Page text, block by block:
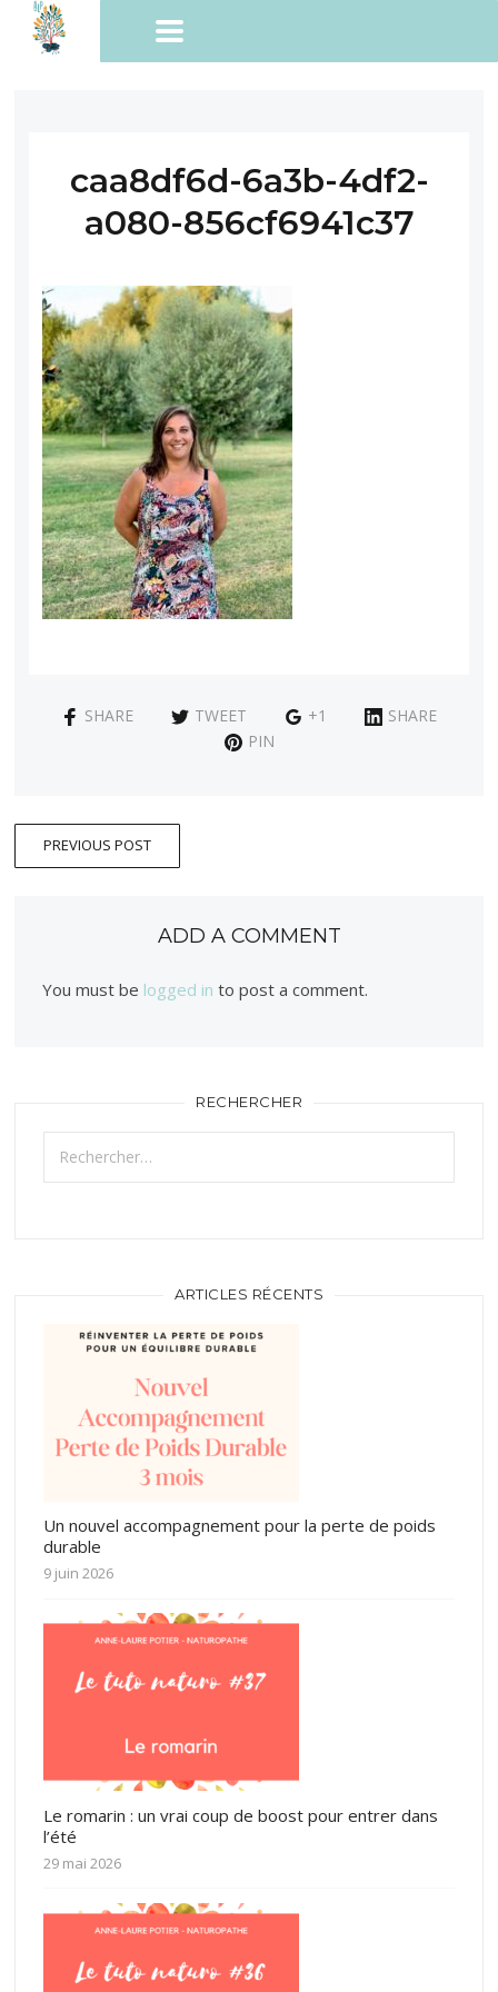
caa8df6d-6a3b-4df2-
a080-856cf6941c37
SHARE TWEET +1
SHARE
PIN
PREVIOUS POST
ADD A COMMENT
You must be logged in to post a comment.
RECHERCHER
Rechercher :
ARTICLES RÉCENTS
Un nouvel accompagnement pour la perte de poids
durable
9 juin 2026
Le romarin : un vrai coup de boost pour entrer dans
l’été
29 mai 2026